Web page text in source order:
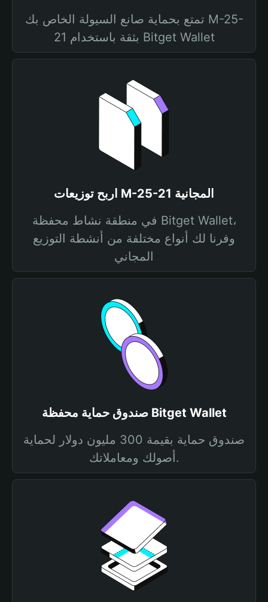
تمتع بحماية صانع السيولة الخاص بك M-25-
21 بثقة باستخدام Bitget Wallet
اربح توزيعات M-25-21 المجانية
في منطقة نشاط محفظة Bitget Wallet،
وفرنا لك أنواع مختلفة من أنشطة التوزيع
المجاني
صندوق حماية محفظة Bitget Wallet
صندوق حماية بقيمة 300 مليون دولار لحماية
أصولك ومعاملاتك.